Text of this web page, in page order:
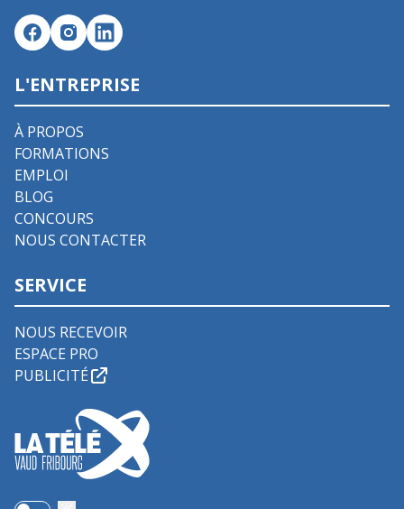
L'ENTREPRISE
À PROPOS
FORMATIONS
EMPLOI
BLOG
CONCOURS
NOUS CONTACTER
SERVICE
NOUS RECEVOIR
ESPACE PRO
PUBLICITÉ